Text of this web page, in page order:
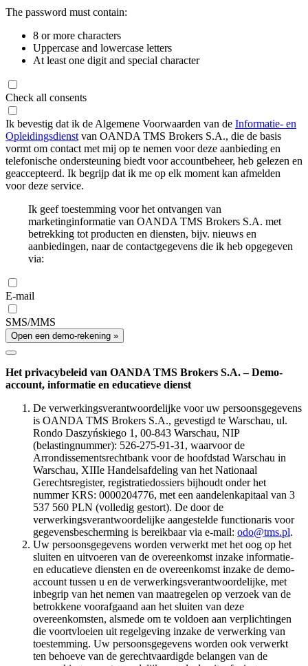
The password must contain:
8 or more characters
Uppercase and lowercase letters
At least one digit and special character
Check all consents
Ik bevestig dat ik de Algemene Voorwaarden van de Informatie- en
Opleidingsdienst van OANDA TMS Brokers S.A., die de basis
vormt om contact met mij op te nemen voor deze aanbieding en
telefonische ondersteuning biedt voor accountbeheer, heb gelezen en
geaccepteerd. Ik begrijp dat ik me op elk moment kan afmelden
voor deze service.
Ik geef toestemming voor het ontvangen van
marketinginformatie van OANDA TMS Brokers S.A. met
betrekking tot producten en diensten, bijv. nieuws en
aanbiedingen, naar de contactgegevens die ik heb opgegeven
via:
E-mail
SMS/MMS
Open een demo-rekening »
Het privacybeleid van OANDA TMS Brokers S.A. – Demo-
account, informatie en educatieve dienst
De verwerkingsverantwoordelijke voor uw persoonsgegevens
is OANDA TMS Brokers S.A., gevestigd te Warschau, ul.
Rondo Daszyńskiego 1, 00-843 Warschau, NIP
(belastingnummer): 526-275-91-31, waarvoor de
Arrondissementsrechtbank voor de hoofdstad Warschau in
Warschau, XIIIe Handelsafdeling van het Nationaal
Gerechtsregister, registratiedossiers bijhoudt onder het
nummer KRS: 0000204776, met een aandelenkapitaal van 3
537 560 PLN (volledig gestort). De door de
verwerkingsverantwoordelijke aangestelde functionaris voor
gegevensbescherming is bereikbaar via e-mail: odo@tms.pl.
Uw persoonsgegevens worden verwerkt met het oog op het
sluiten en uitvoeren van de overeenkomst inzake informatie-
en educatieve diensten en de overeenkomst inzake de demo-
account tussen u en de verwerkingsverantwoordelijke, met
inbegrip van het nemen van maatregelen op verzoek van de
betrokkene voorafgaand aan het sluiten van deze
overeenkomsten, alsmede om te voldoen aan verplichtingen
die voortvloeien uit regelgeving inzake de verwerking van
toestemming. Uw persoonsgegevens worden ook verwerkt
ten behoeve van de gerechtvaardigde belangen van de